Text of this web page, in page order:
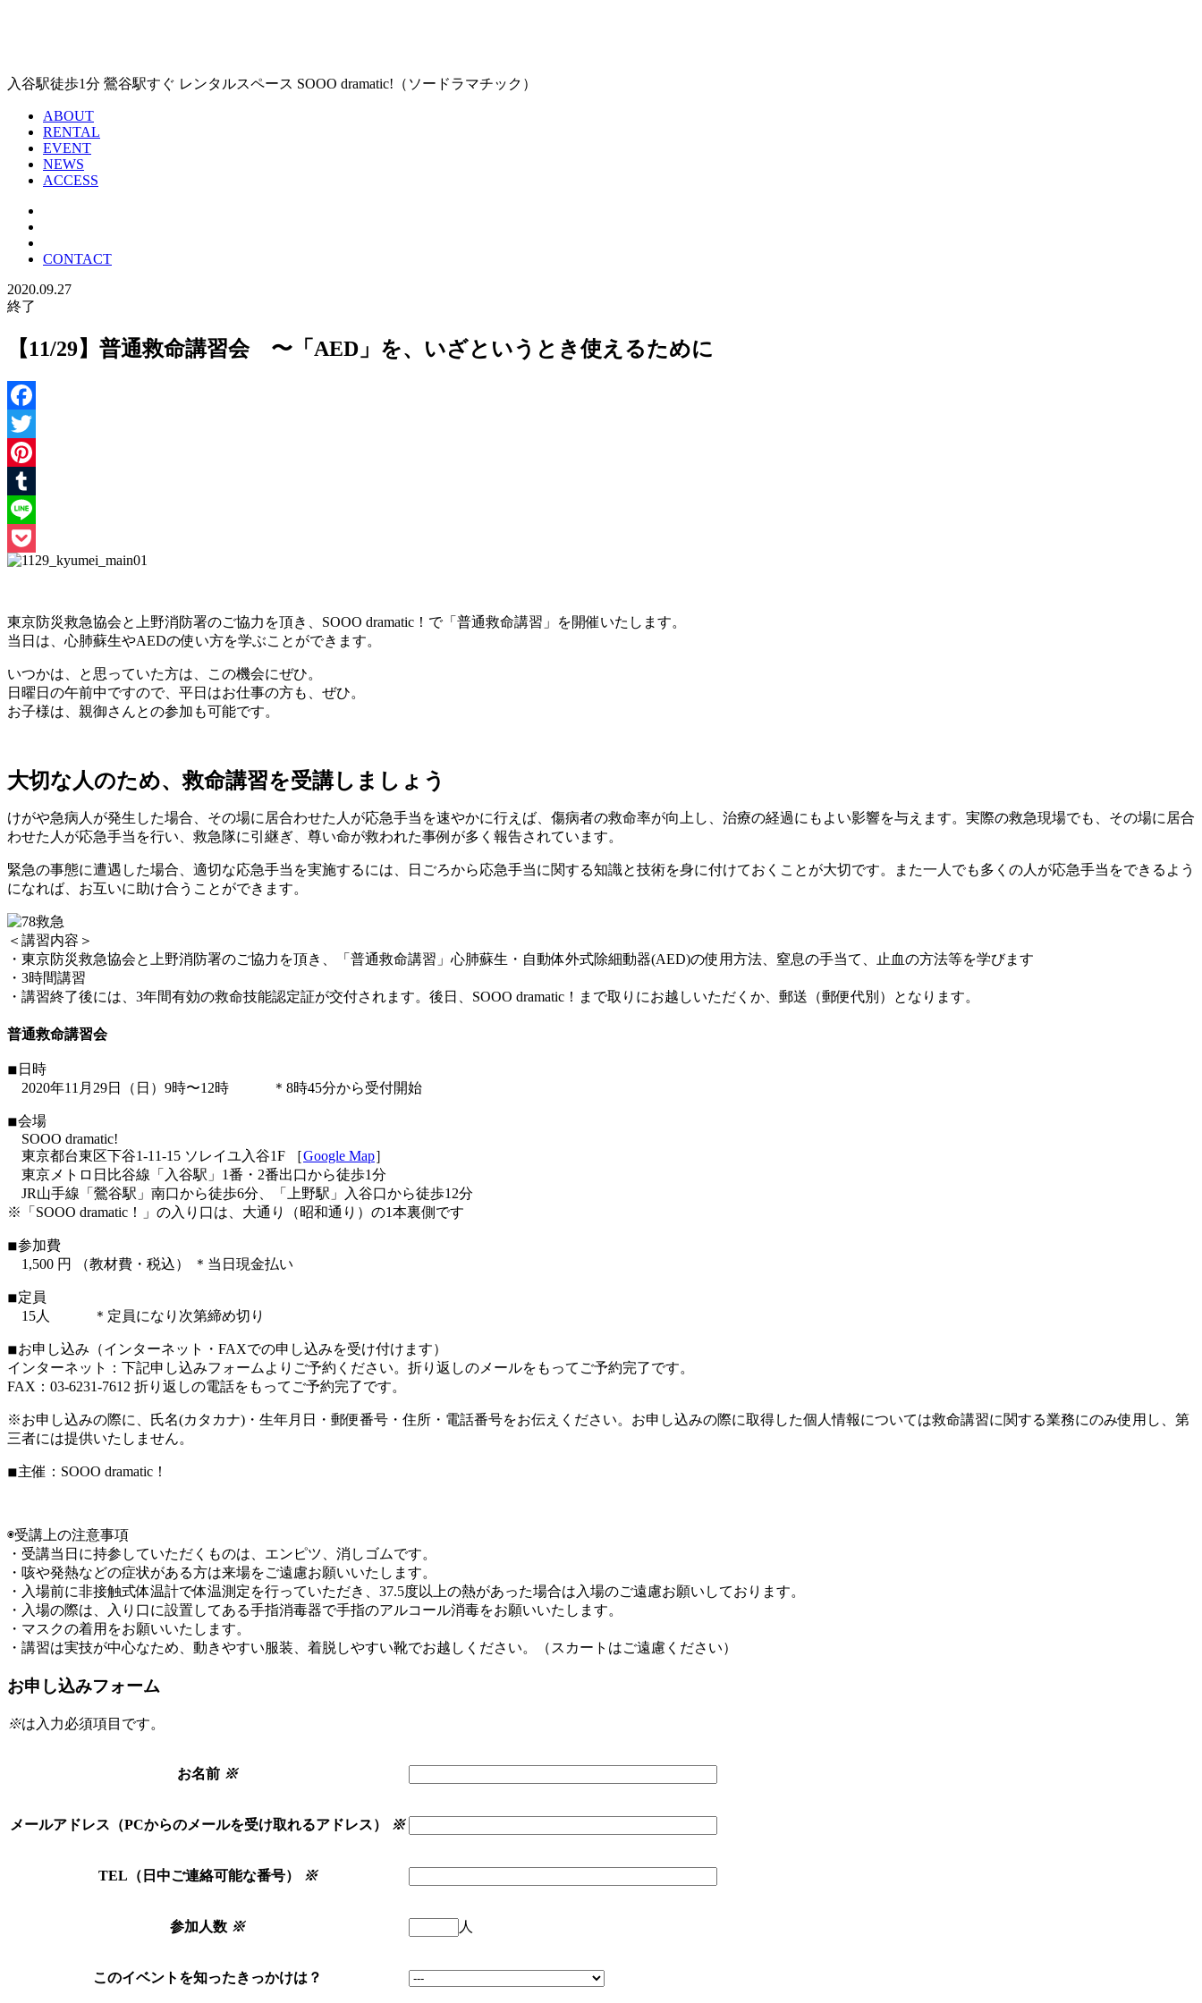
入谷駅徒歩1分 鶯谷駅すぐ レンタルスペース SOOO dramatic!（ソードラマチック）
ABOUT
RENTAL
EVENT
NEWS
ACCESS
CONTACT
2020.09.27
終了
【11/29】普通救命講習会 〜「AED」を、いざというとき使えるために
Facebook
Twitter
Pinterest
Tumblr
Line
Pocket
東京防災救急協会と上野消防署のご協力を頂き、SOOO dramatic！で「普通救命講習」を開催いたします。
当日は、心肺蘇生やAEDの使い方を学ぶことができます。
いつかは、と思っていた方は、この機会にぜひ。
日曜日の午前中ですので、平日はお仕事の方も、ぜひ。
お子様は、親御さんとの参加も可能です。
大切な人のため、救命講習を受講しましょう
けがや急病人が発生した場合、その場に居合わせた人が応急手当を速やかに行えば、傷病者の救命率が向上し、治療の経過にもよい影響を与えます。実際の救急現場でも、その場に居合
わせた人が応急手当を行い、救急隊に引継ぎ、尊い命が救われた事例が多く報告されています。
緊急の事態に遭遇した場合、適切な応急手当を実施するには、日ごろから応急手当に関する知識と技術を身に付けておくことが大切です。また一人でも多くの人が応急手当をできるよう
になれば、お互いに助け合うことができます。
＜講習内容＞
・東京防災救急協会と上野消防署のご協力を頂き、「普通救命講習」心肺蘇生・自動体外式除細動器(AED)の使用方法、窒息の手当て、止血の方法等を学びます
・3時間講習
・講習終了後には、3年間有効の救命技能認定証が交付されます。後日、SOOO dramatic！まで取りにお越しいただくか、郵送（郵便代別）となります。
普通救命講習会
◾︎日時
2020年11月29日（日）9時〜12時 ＊8時45分から受付開始
◾︎会場
SOOO dramatic!
東京都台東区下谷1-11-15 ソレイユ入谷1F ［Google Map］
東京メトロ日比谷線「入谷駅」1番・2番出口から徒歩1分
JR山手線「鶯谷駅」南口から徒歩6分、「上野駅」入谷口から徒歩12分
※「SOOO dramatic！」の入り口は、大通り（昭和通り）の1本裏側です
◾︎参加費
1,500 円 （教材費・税込） ＊当日現金払い
◾︎定員
15人 ＊定員になり次第締め切り
◾︎お申し込み（インターネット・FAXでの申し込みを受け付けます）
インターネット：下記申し込みフォームよりご予約ください。折り返しのメールをもってご予約完了です。
FAX：03-6231-7612 折り返しの電話をもってご予約完了です。
※お申し込みの際に、氏名(カタカナ)・生年月日・郵便番号・住所・電話番号をお伝えください。お申し込みの際に取得した個人情報については救命講習に関する業務にのみ使用し、第
三者には提供いたしません。
◾︎主催：SOOO dramatic！
◉受講上の注意事項
・受講当日に持参していただくものは、エンピツ、消しゴムです。
・咳や発熱などの症状がある方は来場をご遠慮お願いいたします。
・入場前に非接触式体温計で体温測定を行っていただき、37.5度以上の熱があった場合は入場のご遠慮お願いしております。
・入場の際は、入り口に設置してある手指消毒器で手指のアルコール消毒をお願いいたします。
・マスクの着用をお願いいたします。
・講習は実技が中心なため、動きやすい服装、着脱しやすい靴でお越しください。（スカートはご遠慮ください）
お申し込みフォーム
※は入力必須項目です。
お名前 ※
メールアドレス（PCからのメールを受け取れるアドレス） ※
TEL（日中ご連絡可能な番号） ※
参加人数 ※ 人
このイベントを知ったきっかけは？